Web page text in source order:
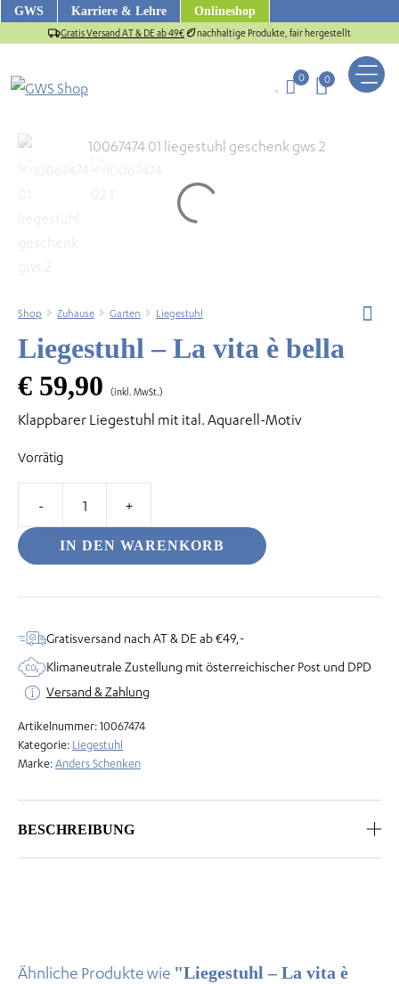
ZumGWS Karriere & Lehre Onlineshop
Gratis Versand AT & DE ab 49€ nachhaltige Produkte, fair hergestellt
0 0
Shop Zuhause Garten Liegestuhl
Liegestuhl – La vita è bella
€ 59,90 (inkl. MwSt.)
Klappbarer Liegestuhl mit ital. Aquarell-Motiv
Vorrätig
–
La
bella
Menge
IN DEN WARENKORB
Gratisversand nach AT & DE ab €49,-
Klimaneutrale Zustellung mit österreichischer Post und DPD
Versand & Zahlung
Artikelnummer:10067474
Kategorie: Liegestuhl
Marke:Anders Schenken
BESCHREIBUNG
Ähnliche Produkte wie "Liegestuhl – La vita è